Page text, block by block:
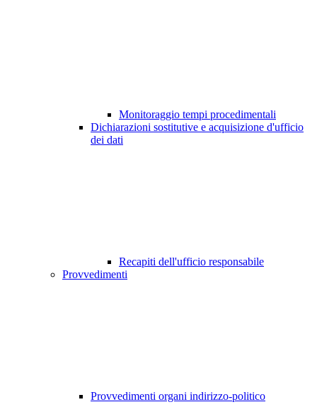
Monitoraggio tempi procedimentali
Dichiarazioni sostitutive e acquisizione d'ufficio
dei dati
Recapiti dell'ufficio responsabile
Provvedimenti
Provvedimenti organi indirizzo-politico